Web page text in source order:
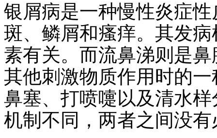
银屑病是一种慢性炎症
斑、鳞屑和瘙痒。其发
素有关。而流鼻涕则是
其他刺激物质作用时的
鼻塞、打喷嚏以及清水
机制不同，两者之间没